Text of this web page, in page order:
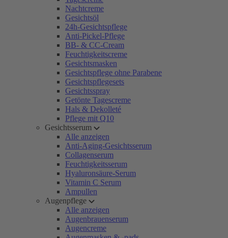
Nachtcreme
Gesichtsöl
24h-Gesichtspflege
Anti-Pickel-Pflege
BB- & CC-Cream
Feuchtigkeitscreme
Gesichtsmasken
Gesichtspflege ohne Parabene
Gesichtspflegesets
Gesichtsspray
Getönte Tagescreme
Hals & Dekolleté
Pflege mit Q10
Gesichtsserum
Alle anzeigen
Anti-Aging-Gesichtsserum
Collagenserum
Feuchtigkeitsserum
Hyaluronsäure-Serum
Vitamin C Serum
Ampullen
Augenpflege
Alle anzeigen
Augenbrauenserum
Augencreme